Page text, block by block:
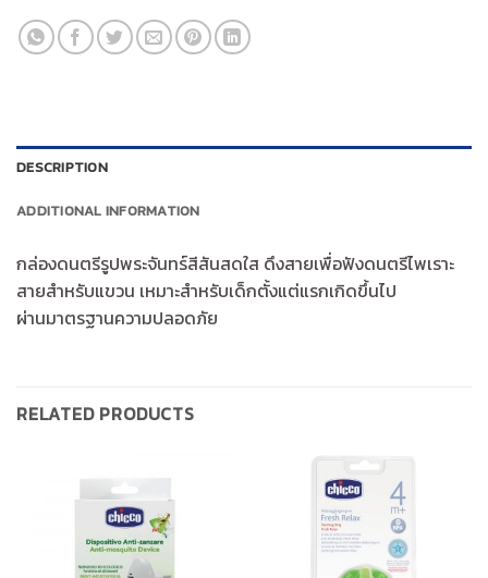
DESCRIPTION
ADDITIONAL INFORMATION
กล่องดนตรีรูปพระจันทร์สีสันสดใส ดึงสายเพื่อฟังดนตรีไพเราะ
สายสำหรับแขวน เหมาะสำหรับเด็กตั้งแต่แรกเกิดขึ้นไป
ผ่านมาตรฐานความปลอดภัย
RELATED PRODUCTS